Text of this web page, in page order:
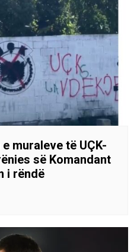
muraleve të UÇK-
së Komandant
i rëndë